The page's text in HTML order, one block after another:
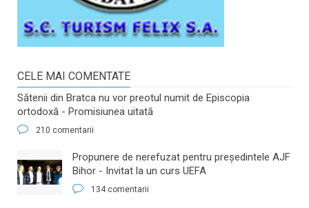
CELE MAI COMENTATE
Sătenii din Bratca nu vor preotul numit de Episcopia
ortodoxă - Promisiunea uitată
210 comentarii
​Propunere de nerefuzat pentru preşedintele AJF
Bihor - Invitat la un curs UEFA
134 comentarii